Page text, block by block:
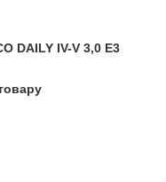
DAILY IV-V 3,0 Е3